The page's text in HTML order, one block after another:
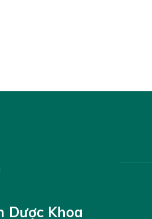
Dược Khoa